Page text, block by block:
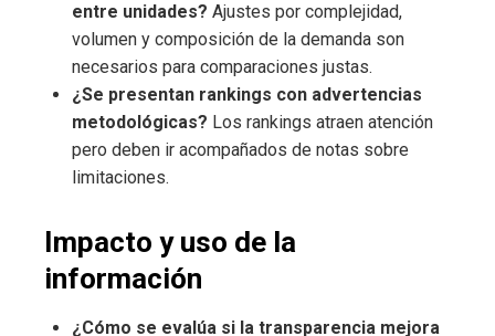
entre unidades? Ajustes por complejidad,
volumen y composición de la demanda son
necesarios para comparaciones justas.
¿Se presentan rankings con advertencias
metodológicas? Los rankings atraen atención
pero deben ir acompañados de notas sobre
limitaciones.
Impacto y uso de la
información
¿Cómo se evalúa si la transparencia mejora